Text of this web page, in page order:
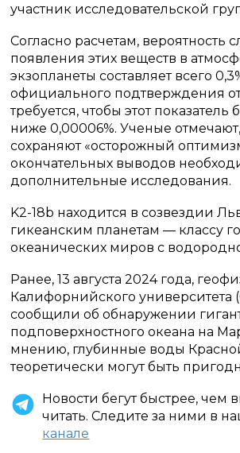
участник исследовательской
Согласно расчетам, вероятность
появления этих веществ в
экзопланеты составляет всего
официального подтверждения
требуется, чтобы этот показатель
ниже 0,00006%. Ученые
сохраняют «осторожный
окончательных выводов
дополнительные исследования.
K2-18b находится в созвездии
гикеанским планетам — классу
океанических миров с
Ранее, 13 августа 2024 года,
Калифорнийского университета
сообщили об обнаружении
подповерхностного океана на
мнению, глубинные воды
теоретически могут быть
Новости бегут быстрее, чем
читать. Следите за ними в
канале